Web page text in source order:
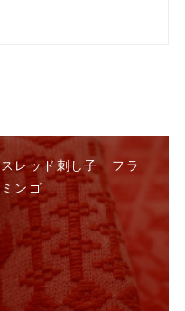
スレッド刺し子 フラ
ミンゴ